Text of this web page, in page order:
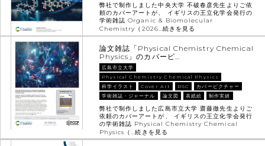
弊社で制作しました中央大学 不破春彦先生よりご依
頼のカバーアートが、 イギリスの王立化学会発行の
学術雑誌 Organic & Biomolecular
Chemistry（2026…続きを見る
論文雑誌「Physical Chemistry Chemical
Physics」のカバーピ…
広島市立大学
Physical Chemistry Chemical Physics
科学イラスト
Cover Art RSC
カバーピクチャー
学術雑誌・ジャーナル
論文図 表紙絵 制作実績
弊社で制作しました広島市立大学 齋藤徹先生よりご
依頼のカバーアートが、 イギリスの王立化学会発行
の学術雑誌 Physical Chemistry Chemical
Physics（…続きを見る